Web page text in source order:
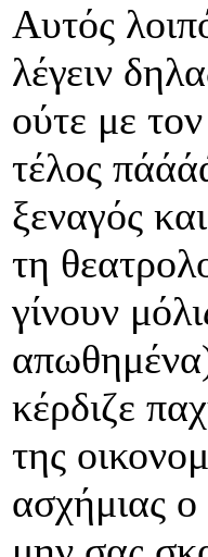
Αυτός
λέγειν
ούτε με
τέλος
ξεναγός
τη
γίνουν
κέρδιζε
της
ασχήμιας